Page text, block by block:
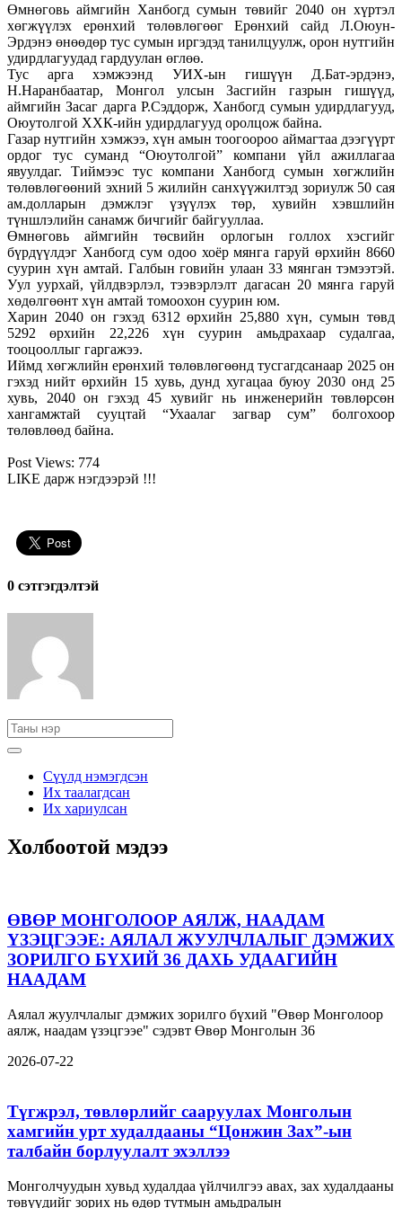
Өмнөговь аймгийн Ханбогд сумын төвийг 2040 он хүртэл
хөгжүүлэх ерөнхий төлөвлөгөөг Ерөнхий сайд Л.Оюун-
Эрдэнэ өнөөдөр тус сумын иргэдэд танилцуулж, орон нутгийн
удирдлагуудад гардуулан өглөө.
Тус арга хэмжээнд УИХ-ын гишүүн Д.Бат-эрдэнэ,
Н.Наранбаатар, Монгол улсын Засгийн газрын гишүүд,
аймгийн Засаг дарга Р.Сэддорж, Ханбогд сумын удирдлагууд,
Оюутолгой ХХК-ийн удирдлагууд оролцож байна.
Газар нутгийн хэмжээ, хүн амын тоогоороо аймагтаа дээгүүрт
ордог тус суманд “Оюутолгой” компани үйл ажиллагаа
явуулдаг. Тиймээс тус компани Ханбогд сумын хөгжлийн
төлөвлөгөөний эхний 5 жилийн санхүүжилтэд зориулж 50 сая
ам.долларын дэмжлэг үзүүлэх төр, хувийн хэвшлийн
түншлэлийн санамж бичгийг байгууллаа.
Өмнөговь аймгийн төсвийн орлогын голлох хэсгийг
бүрдүүлдэг Ханбогд сум одоо хоёр мянга гаруй өрхийн 8660
суурин хүн амтай. Галбын говийн улаан 33 мянган тэмээтэй.
Уул уурхай, үйлдвэрлэл, тээвэрлэлт дагасан 20 мянга гаруй
хөдөлгөөнт хүн амтай томоохон суурин юм.
Харин 2040 он гэхэд 6312 өрхийн 25,880 хүн, сумын төвд
5292 өрхийн 22,226 хүн суурин амьдрахаар судалгаа,
тооцооллыг гаргажээ.
Иймд хөгжлийн ерөнхий төлөвлөгөөнд тусгагдсанаар 2025 он
гэхэд нийт өрхийн 15 хувь, дунд хугацаа буюу 2030 онд 25
хувь, 2040 он гэхэд 45 хувийг нь инженерийн төвлөрсөн
хангамжтай сууцтай “Ухаалаг загвар сум” болгохоор
төлөвлөөд байна.
Post Views: 774
LIKE дарж нэгдээрэй !!!
0 cэтгэгдэлтэй
Сүүлд нэмэгдсэн
Их таалагдсан
Их хариулсан
Холбоотой мэдээ
ӨВӨР МОНГОЛООР АЯЛЖ, НААДАМ
ҮЗЭЦГЭЭЕ: АЯЛАЛ ЖУУЛЧЛАЛЫГ ДЭМЖИХ
ЗОРИЛГО БҮХИЙ 36 ДАХЬ УДААГИЙН
НААДАМ
Аялал жуулчлалыг дэмжих зорилго бүхий "Өвөр Монголоор
аялж, наадам үзэцгээе" сэдэвт Өвөр Монголын 36
2026-07-22
Түгжрэл, төвлөрлийг сааруулах Монголын
хамгийн урт худалдааны “Цонжин Зах”-ын
талбайн борлуулалт эхэллээ
Монголчуудын хувьд худалдаа үйлчилгээ авах, зах худалдааны
төвүүдийг зорих нь өдөр тутмын амьдралын